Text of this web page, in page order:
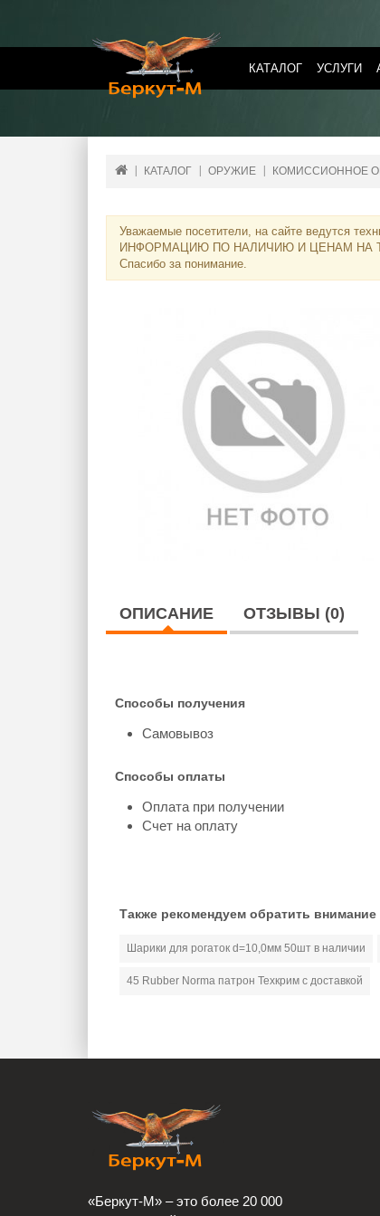
КАТАЛОГ УСЛУГИ
КАТАЛОГ ОРУЖИЕ КОМИССИОННОЕ
Уважаемые посетители, на сайте ведутся
ИНФОРМАЦИЮ ПО НАЛИЧИЮ И ЦЕНАМ НА
Спасибо за понимание.
ОПИСАНИЕ ОТЗЫВЫ (0)
Способы получения
Самовывоз
Способы оплаты
Оплата при получении
Счет на оплату
Также рекомендуем обратить внимание
Шарики для рогаток d=10,0мм 50шт в наличии
45 Rubber Norma патрон Техкрим с доставкой
«Беркут-М» – это более 20 000